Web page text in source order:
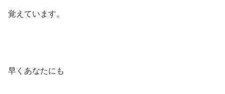
覚えています。
早くあなたにも